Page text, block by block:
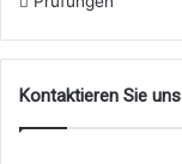
Kontaktieren Sie uns